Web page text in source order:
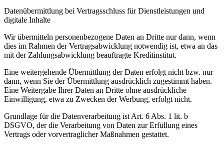
Datenübermittlung bei Vertragsschluss für Dienstleistungen und
digitale Inhalte
Wir übermitteln personenbezogene Daten an Dritte nur dann, wenn
dies im Rahmen der Vertragsabwicklung notwendig ist, etwa an das
mit der Zahlungsabwicklung beauftragte Kreditinstitut.
Eine weitergehende Übermittlung der Daten erfolgt nicht bzw. nur
dann, wenn Sie der Übermittlung ausdrücklich zugestimmt haben.
Eine Weitergabe Ihrer Daten an Dritte ohne ausdrückliche
Einwilligung, etwa zu Zwecken der Werbung, erfolgt nicht.
Grundlage für die Datenverarbeitung ist Art. 6 Abs. 1 lit. b
DSGVO, der die Verarbeitung von Daten zur Erfüllung eines
Vertrags oder vorvertraglicher Maßnahmen gestattet.